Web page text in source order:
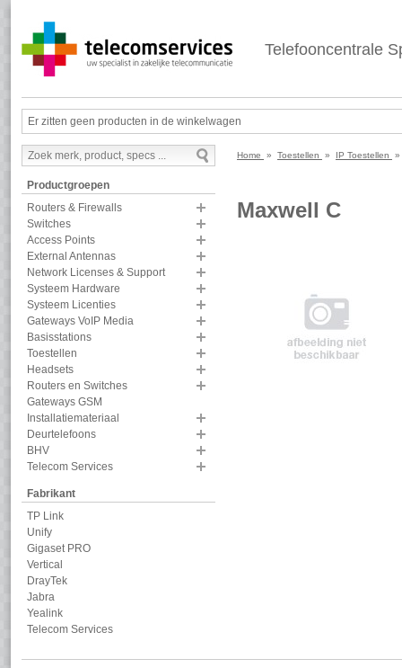
Telefooncentrale
Er zitten geen producten in de winkelwagen
Productgroepen
Routers & Firewalls
Switches
Access Points
External Antennas
Network Licenses & Support
Systeem Hardware
Systeem Licenties
Gateways VoIP Media
Basisstations
Toestellen
Headsets
Routers en Switches
Gateways GSM
Installatiemateriaal
Deurtelefoons
BHV
Telecom Services
Fabrikant
TP Link
Unify
Gigaset PRO
Vertical
DrayTek
Jabra
Yealink
Telecom Services
Home » Toestellen » IP Toestellen »
Maxwell C